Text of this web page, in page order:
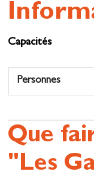
Capacités
Personnes
Que
"Les